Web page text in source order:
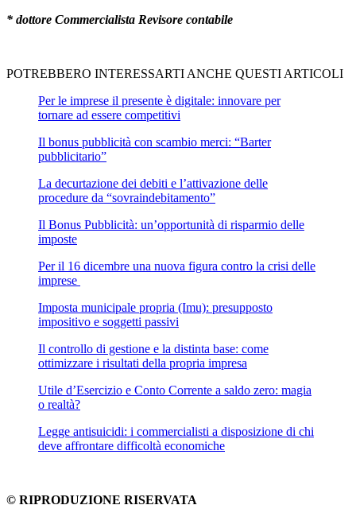
* dottore Commercialista Revisore contabile
POTREBBERO INTERESSARTI ANCHE QUESTI ARTICOLI
Per le imprese il presente è digitale: innovare per
tornare ad essere competitivi
Il bonus pubblicità con scambio merci: “Barter
pubblicitario”
La decurtazione dei debiti e l’attivazione delle
procedure da “sovraindebitamento”
Il Bonus Pubblicità: un’opportunità di risparmio delle
imposte
Per il 16 dicembre una nuova figura contro la crisi delle
imprese
Imposta municipale propria (Imu): presupposto
impositivo e soggetti passivi
Il controllo di gestione e la distinta base: come
ottimizzare i risultati della propria impresa
Utile d’Esercizio e Conto Corrente a saldo zero: magia
o realtà?
Legge antisuicidi: i commercialisti a disposizione di chi
deve affrontare difficoltà economiche
© RIPRODUZIONE RISERVATA